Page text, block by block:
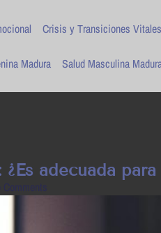
Crisis y Transiciones Vitales
Madura Salud Masculina
adecuada para
Comments